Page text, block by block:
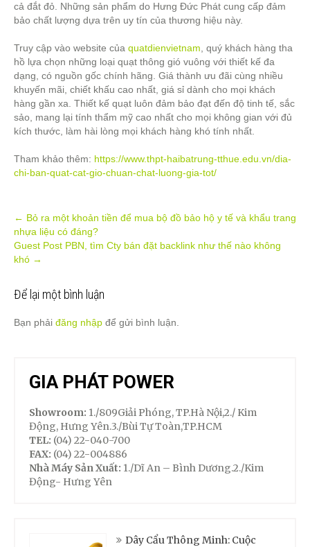
cả đắt đỏ. Những sản phẩm do Hưng Đức Phát cung cấp đảm
bảo chất lượng dựa trên uy tín của thương hiệu này.
Truy cập vào website của quatdienvietnam , quý khách hàng tha
hồ lựa chọn những loại quạt thông gió vuông với thiết kế đa
dạng, có nguồn gốc chính hãng. Giá thành ưu đãi cùng nhiều
khuyến mãi, chiết khấu cao nhất, giá sỉ dành cho mọi khách
hàng gần xa. Thiết kế quạt luôn đảm bảo đạt đến độ tinh tế, sắc
sảo, mang lại tính thẩm mỹ cao nhất cho mọi không gian với đủ
kích thước, làm hài lòng mọi khách hàng khó tính nhất.
Tham khảo thêm: https://www.thpt-haibatrung-tthue.edu.vn/dia-
chi-ban-quat-cat-gio-chuan-chat-luong-gia-tot/
Post
navigation
← Bỏ ra một khoản tiền để mua bộ đồ bảo hộ y tế và khẩu trang
nhựa liệu có đáng?
Guest Post PBN, tìm Cty bán đặt backlink như thế nào không
khó →
Để lại một bình luận
Bạn phải đăng nhập để gửi bình luận.
GIA PHÁT POWER
Showroom: 1./809Giải Phóng, TP.Hà Nội,2./ Kim
Động, Hưng Yên.3./Bùi Tự Toàn,TP.HCM
TEL: (04) 22-040-700
FAX: (04) 22-004886
Nhà Máy Sản Xuất: 1./Dĩ An – Bình Dương.2./Kim
Động- Hưng Yên
Dây Cẩu Thông Minh: Cuộc